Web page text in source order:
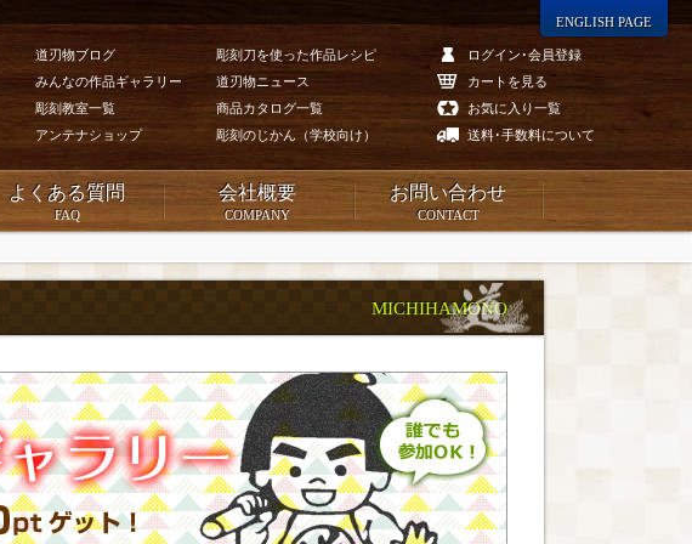
道刃物ブログ
みんなの作品ギャラリー
彫刻教室一覧
アンテナショップ
彫刻刀を使った作品レシピ
道刃物ニュース
商品カタログ一覧
彫刻のじかん（学校向け）
ログイン･会員登録
カートを見る
お気に入り一覧
送料･手数料について
ENGLISH PAGE
よくある質問
FAQ
会社概要
COMPANY
お問い合わせ
CONTACT
MICHIHAMONO